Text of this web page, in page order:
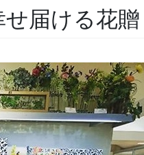
届ける花